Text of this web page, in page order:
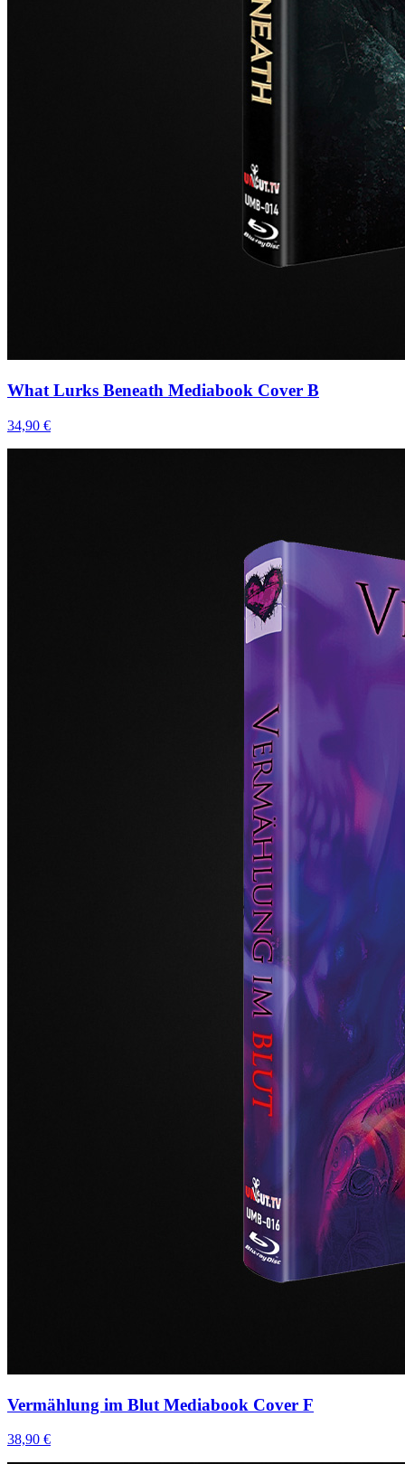
What Lurks Beneath Mediabook Cover B
34,90 €
Vermählung im Blut Mediabook Cover F
38,90 €